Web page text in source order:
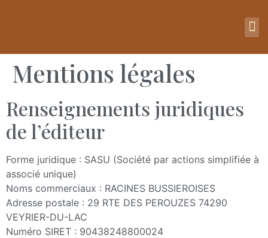
Mentions légales
Renseignements juridiques
de l’éditeur
Forme juridique : SASU (Société par actions simplifiée à
associé unique)
Noms commerciaux : RACINES BUSSIEROISES
Adresse postale : 29 RTE DES PEROUZES 74290
VEYRIER-DU-LAC
Numéro SIRET : 90438248800024